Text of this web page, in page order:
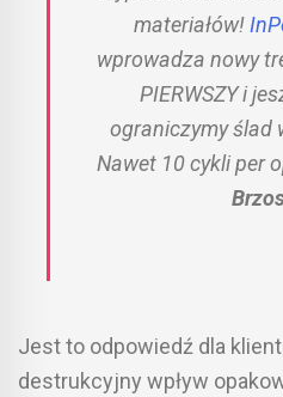
materiałów!
wprowadza nowy
PIERWSZY i
ograniczymy ślad
Nawet 10 cykli per
Jest to odpowiedź dla
destrukcyjny wpływ